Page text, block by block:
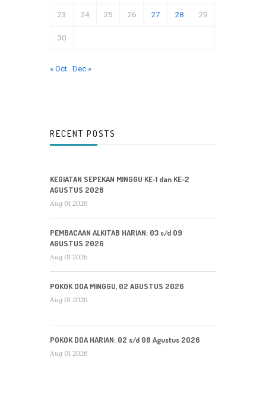
23 24 25 26 27 28 29
30
« Oct Dec »
RECENT POSTS
KEGIATAN SEPEKAN MINGGU KE-1 dan KE-2
AGUSTUS 2026
Aug 01 2026
PEMBACAAN ALKITAB HARIAN: 03 s/d 09
AGUSTUS 2026
Aug 01 2026
POKOK DOA MINGGU, 02 AGUSTUS 2026
Aug 01 2026
POKOK DOA HARIAN: 02 s/d 08 Agustus 2026
Aug 01 2026